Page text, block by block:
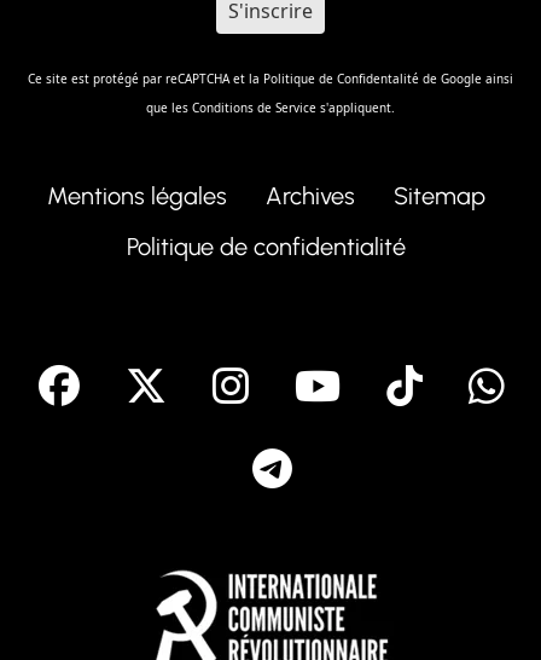
Ce site est protégé par reCAPTCHA et la Politique de Confidentalité de Google ainsi
que les Conditions de Service s'appliquent.
Mentions légales Archives
Sitemap
Politique de confidentialité
facebook Instagram
Youtube
Tik